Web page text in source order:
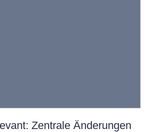
Zentrale Änderungen